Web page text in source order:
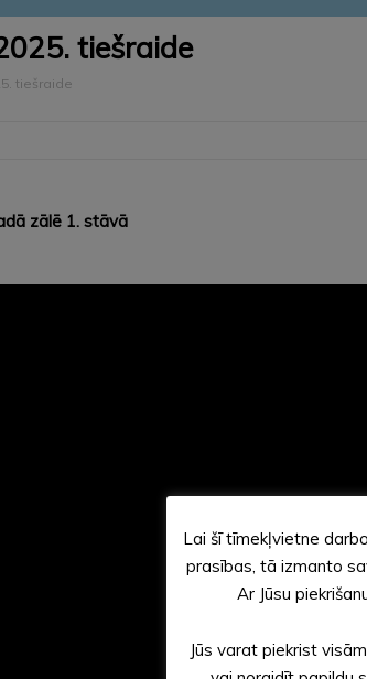
tiešraide
tiešraide
zālē 1. stāvā
Lai šī tīmekļvietne
prasības, tā izmanto
Ar Jūsu
Jūs varat piekrist